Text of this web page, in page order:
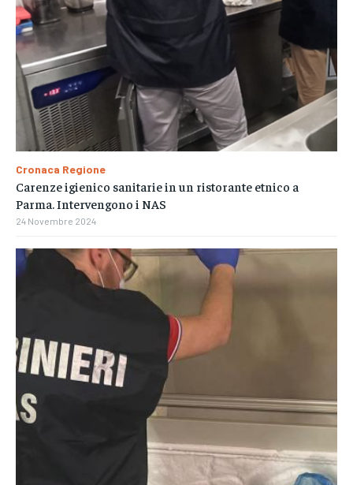
Cronaca Regione
Carenze igienico sanitarie in un ristorante etnico a
Parma. Intervengono i NAS
24 Novembre 2024